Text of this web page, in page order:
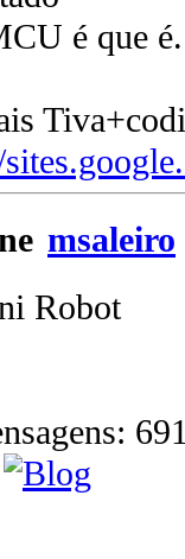
é que é.
msaleiro
Robot